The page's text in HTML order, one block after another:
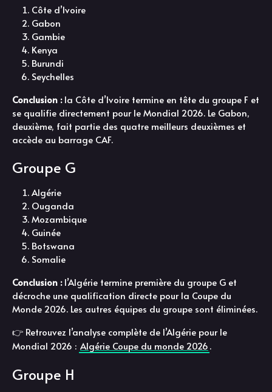
Côte d’Ivoire
Gabon
Gambie
Kenya
Burundi
Seychelles
Conclusion :la Côte d’Ivoire termine en tête du groupe F et
se qualifie directement pour le Mondial 2026. Le Gabon,
deuxième, fait partie des quatre meilleurs deuxièmes et
accède au barrage CAF.
Groupe G
Algérie
Ouganda
Mozambique
Guinée
Botswana
Somalie
Conclusion :l’Algérie termine première du groupe G et
décroche une qualification directe pour la Coupe du
Monde 2026. Les autres équipes du groupe sont éliminées.
👉 Retrouvez l’analyse complète de l’Algérie pour le
Mondial 2026 : Algérie Coupe du monde 2026.
Groupe H